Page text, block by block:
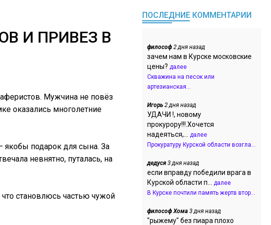
И ПРИВЕЗ В
Мужчина не повёз
оказались многолетние
якобы подарок для сына. За
невнятно, путалась, на
становлюсь частью чужой
ПОСЛЕДНИЕ КОММЕНТАРИИ
философ 2 дня назад
зачем нам в Курске московские
цены? далее
Скважина на песок или
артезианская...
Игорь 2 дня назад
УДАЧИ !, новому
прокурору!!!.Хочется
надеяться,... далее
Прокуратуру Курской области возгла...
дедуся3 дня назад
если вправду победили врага в
Курской области п... далее
В Курске почтили память жертв втор...
философ Хома 3 дня назад
"рыжему" без пиара плохо